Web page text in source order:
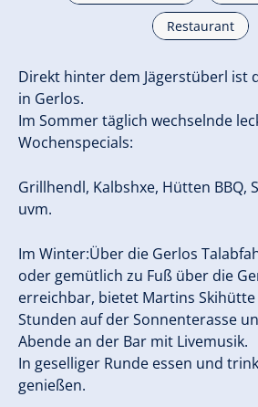
Restaurant
Direkt hinter dem Jägerstüberl ist
in Gerlos.
Im Sommer täglich wechselnde
Wochenspecials:
Grillhendl, Kalbshxe, Hütten BBQ,
uvm.
Im Winter:Über die Gerlos
oder gemütlich zu Fuß über die
erreichbar, bietet Martins
Stunden auf der Sonnenterasse
Abende an der Bar mit Livemusik.
In geselliger Runde essen und
genießen.